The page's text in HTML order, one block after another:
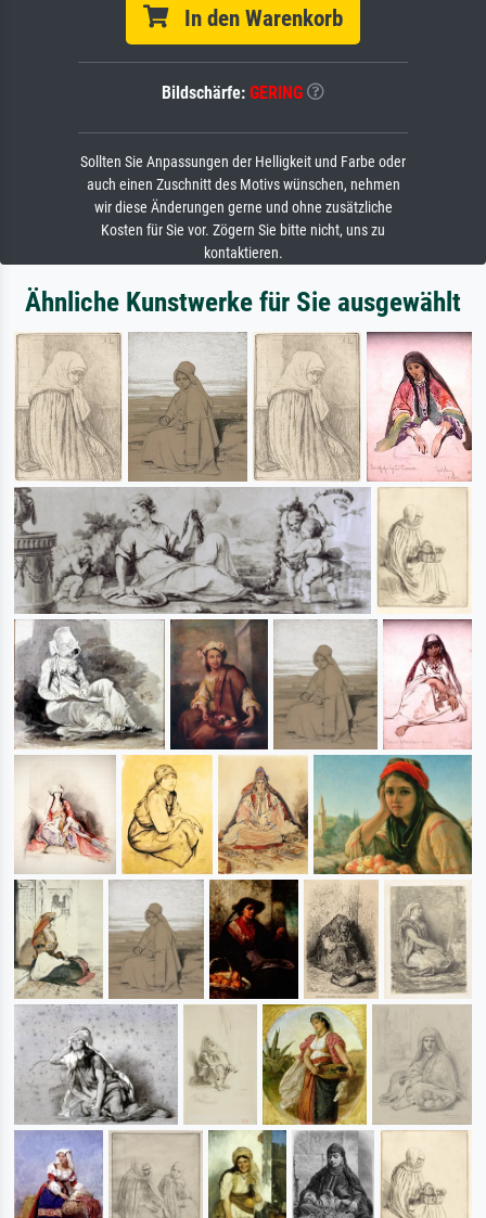
In den Warenkorb
Bildschärfe: GERING
Sollten Sie Anpassungen der Helligkeit und Farbe oder
auch einen Zuschnitt des Motivs wünschen, nehmen
wir diese Änderungen gerne und ohne zusätzliche
Kosten für Sie vor. Zögern Sie bitte nicht, uns zu
kontaktieren.
Ähnliche Kunstwerke für Sie ausgewählt